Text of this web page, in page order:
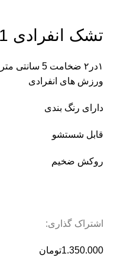
تشک انفرادی 1*2
۱در۲ ضخامت 5 سانتی متر
ورزش های انفرادی
دارای رنگ بندی
قابل شستشو
روکش ضخیم
اشتراک گذاری:
تومان1.350.000